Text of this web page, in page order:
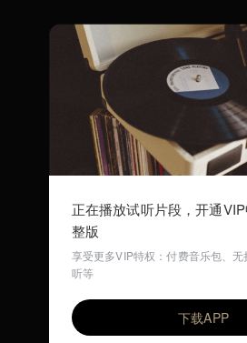
VIP 乐海书情
正在播放试听片段，开通
整版
享受更多VIP特权：付费音乐包、
听等
下载APP